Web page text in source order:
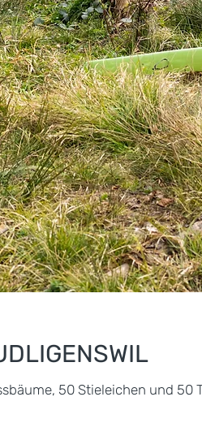
50 Stieleichen und 50